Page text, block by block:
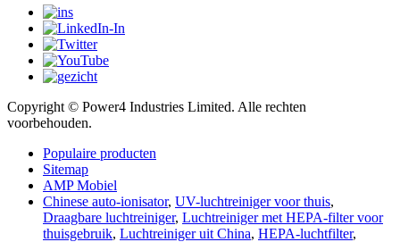
Copyright © Power4 Industries Limited. Alle rechten
voorbehouden.
Populaire producten
Sitemap
AMP Mobiel
Chinese auto-ionisator, UV-luchtreiniger voor thuis,
Draagbare luchtreiniger, Luchtreiniger met HEPA-filter voor
thuisgebruik, Luchtreiniger uit China, HEPA-luchtfilter,